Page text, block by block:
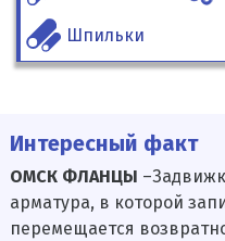
Шпильки
Интересный факт
ОМСК ФЛАНЦЫ
арматура, в которой
перемещается